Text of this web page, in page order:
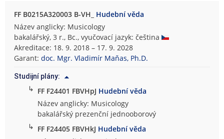
FF B0215A320003 B-VH_ Hudební věda
Název anglicky: Musicology
bakalářský, 3 r., Bc., vyučovací jazyk: čeština
Akreditace: 18. 9. 2018 – 17. 9. 2028
Garant:doc. Mgr. Vladimír Maňas, Ph.D.
Studijní plány:
↳ FF F24401 FBVHpJ Hudební věda
Název anglicky: Musicology
bakalářský prezenční jednooborový
↳ FF F24405 FBVHkJ Hudební věda